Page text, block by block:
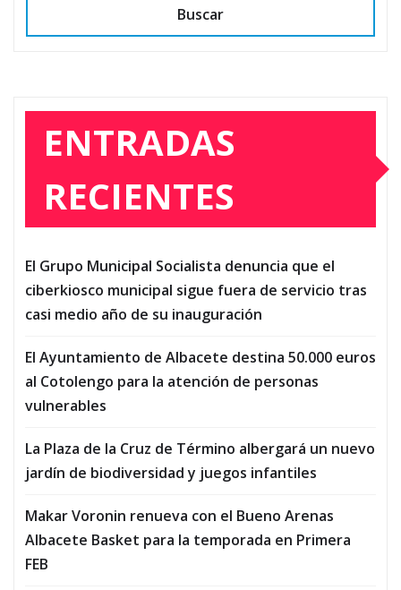
Buscar
ENTRADAS
RECIENTES
El Grupo Municipal Socialista denuncia que el
ciberkiosco municipal sigue fuera de servicio tras
casi medio año de su inauguración
El Ayuntamiento de Albacete destina 50.000 euros
al Cotolengo para la atención de personas
vulnerables
La Plaza de la Cruz de Término albergará un nuevo
jardín de biodiversidad y juegos infantiles
Makar Voronin renueva con el Bueno Arenas
Albacete Basket para la temporada en Primera
FEB